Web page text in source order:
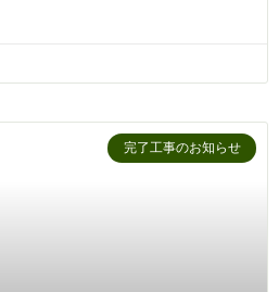
完了工事のお知らせ